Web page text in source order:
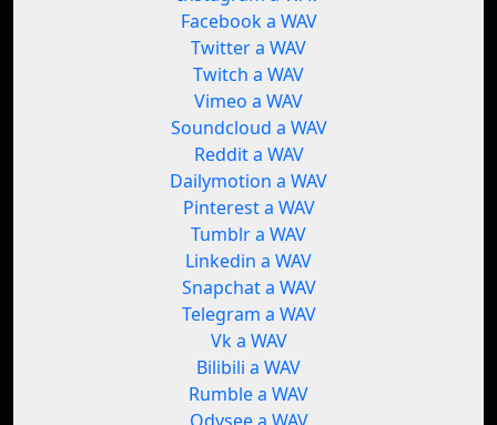
Facebook a WAV
Twitter a WAV
Twitch a WAV
Vimeo a WAV
Soundcloud a WAV
Reddit a WAV
Dailymotion a WAV
Pinterest a WAV
Tumblr a WAV
Linkedin a WAV
Snapchat a WAV
Telegram a WAV
Vk a WAV
Bilibili a WAV
Rumble a WAV